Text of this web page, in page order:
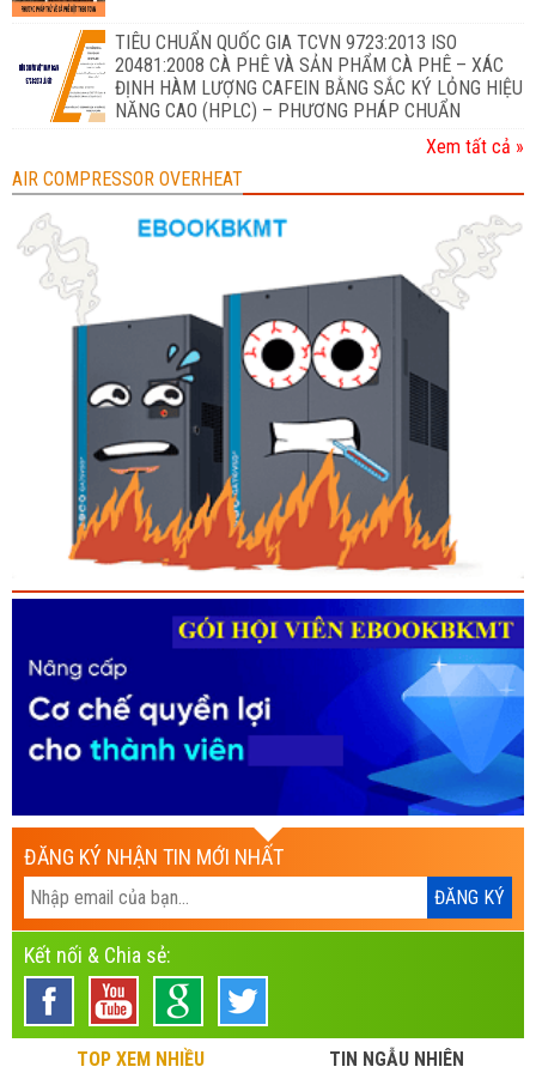
TIÊU CHUẨN QUỐC GIA TCVN 9723:2013 ISO
20481:2008 CÀ PHÊ VÀ SẢN PHẨM CÀ PHÊ – XÁC
ĐỊNH HÀM LƯỢNG CAFEIN BẰNG SẮC KÝ LỎNG HIỆU
NĂNG CAO (HPLC) – PHƯƠNG PHÁP CHUẨN
Xem tất cả »
AIR COMPRESSOR OVERHEAT
ĐĂNG KÝ NHẬN TIN MỚI NHẤT
Kết nối & Chia sẻ:
TOP XEM NHIỀU
TIN NGẪU NHIÊN